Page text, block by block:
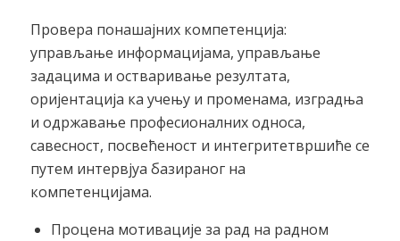
Провера понашајних компетенција:
управљање информацијама, управљање
задацима и остваривање резултата,
оријентација ка учењу и променама, изградња
и одржавање професионалних односа,
савесност, посвећеност и интегритетвршиће се
путем интервјуа базираног на
компетенцијама.
Процена мотивације за рад на радном